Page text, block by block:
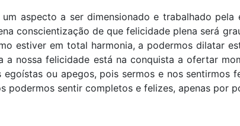
aspecto a ser dimensionado e trabalhado pela
conscientização de que felicidade plena será
estiver em total harmonia, a podermos dilatar
a nossa felicidade está na conquista a ofertar
egoístas ou apegos, pois sermos e nos sentirmos
podermos sentir completos e felizes, apenas por